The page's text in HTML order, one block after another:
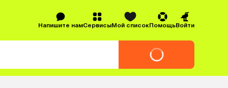
Напишите намСервисыМой списокПомощьВойти